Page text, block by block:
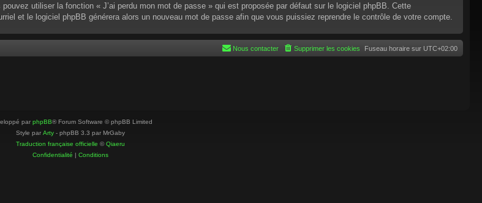
utiliser la fonction « J’ai perdu mon mot de passe » qui est proposée par défaut sur le logiciel phpBB. Cette
et le logiciel phpBB générera alors un nouveau mot de passe afin que vous puissiez reprendre le contrôle de votre compte.
Fuseau horaire sur UTC+02:00
Supprimer les cookies
Nous contacter
par phpBB® Forum Software © phpBB Limited
Style par Arty - phpBB 3.3 par MrGaby
Traduction française officielle ©Qiaeru
Confidentialité | Conditions